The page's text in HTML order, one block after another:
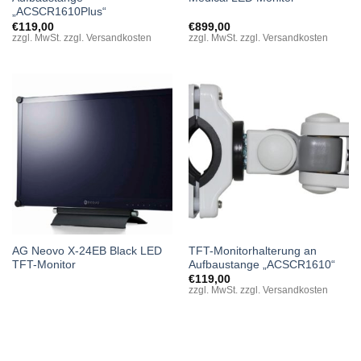
„ACSCR1610Plus“
€119,00
zzgl. MwSt. zzgl. Versandkosten
€899,00
zzgl. MwSt. zzgl. Versandkosten
AG Neovo X-24EB Black LED
TFT-Monitor
TFT-Monitorhalterung an
Aufbaustange „ACSCR1610“
€119,00
zzgl. MwSt. zzgl. Versandkosten